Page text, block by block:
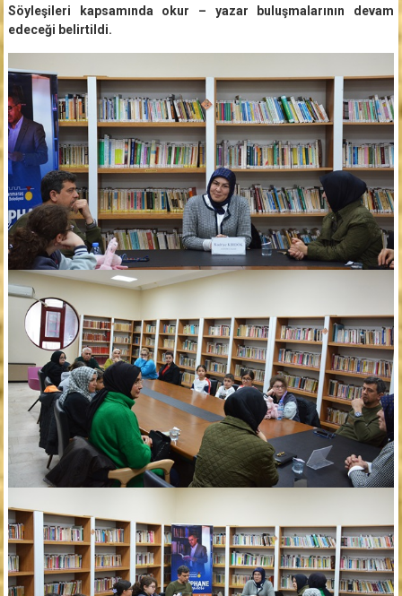
Söyleşileri kapsamında okur – yazar buluşmalarının devam
edeceği belirtildi.